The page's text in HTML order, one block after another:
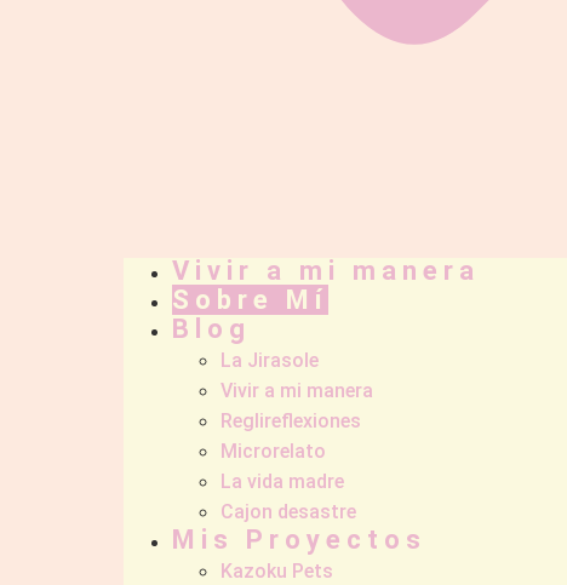
Vivir a mi manera
Sobre Mí
Blog
La Jirasole
Vivir a mi manera
Reglireflexiones
Microrelato
La vida madre
Cajon desastre
Mis Proyectos
Kazoku Pets